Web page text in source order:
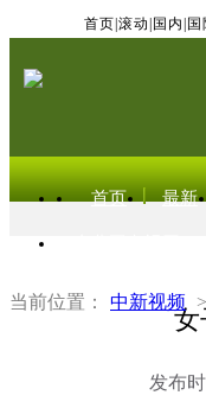
首页 滚动 国内 国
首页 最新
当前位置： 中新视频 >
女
发布